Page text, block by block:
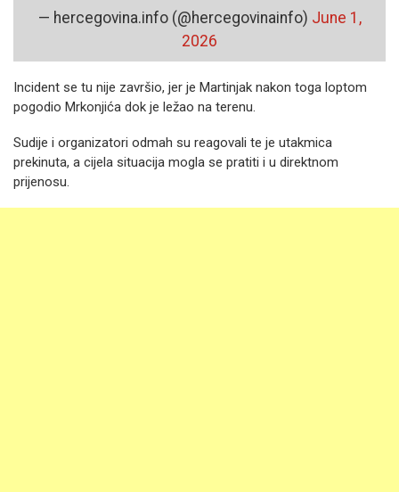
— hercegovina.info (@hercegovinainfo) June 1,
2026
Incident se tu nije završio, jer je Martinjak nakon toga loptom
pogodio Mrkonjića dok je ležao na terenu.
Sudije i organizatori odmah su reagovali te je utakmica
prekinuta, a cijela situacija mogla se pratiti i u direktnom
prijenosu.